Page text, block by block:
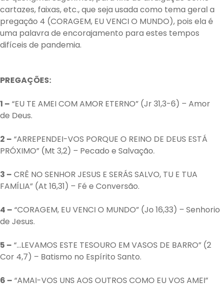
cartazes, faixas, etc., que seja usada como tema geral a
pregação 4 (CORAGEM, EU VENCI O MUNDO), pois ela é
uma palavra de encorajamento para estes tempos
difíceis de pandemia.
PREGAÇÕES:
1 – “EU TE AMEI COM AMOR ETERNO” (Jr 31,3-6) – Amor
de Deus.
2 – “ARREPENDEI-VOS PORQUE O REINO DE DEUS ESTÁ
PRÓXIMO” (Mt 3,2) – Pecado e Salvação.
3 – CRÊ NO SENHOR JESUS E SERÁS SALVO, TU E TUA
FAMÍLIA” (At 16,31) – Fé e Conversão.
4 – “CORAGEM, EU VENCI O MUNDO” (Jo 16,33) – Senhorio
de Jesus.
5 – “…LEVAMOS ESTE TESOURO EM VASOS DE BARRO” (2
Cor 4,7) – Batismo no Espírito Santo.
6 – “AMAI-VOS UNS AOS OUTROS COMO EU VOS AMEI”